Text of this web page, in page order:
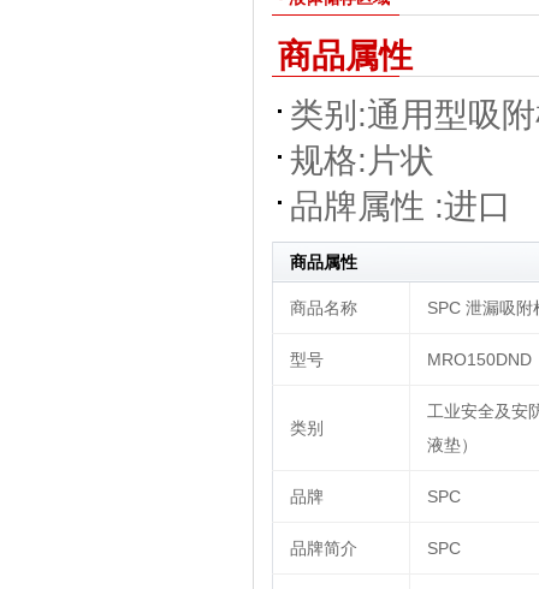
商品属性
类别:通用型吸
规格: 片状
品牌属性 :进口
商品属性
商品名称 SPC 泄漏吸
型号 MRO150DND
类别
工业安全及安
液垫）
品牌 SPC
品牌简介 SPC